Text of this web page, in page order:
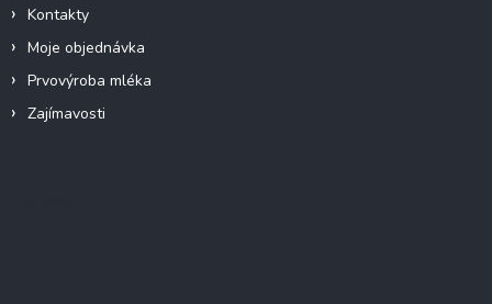
Kontakty
Moje objednávka
Prvovýroba mléka
Zajímavosti